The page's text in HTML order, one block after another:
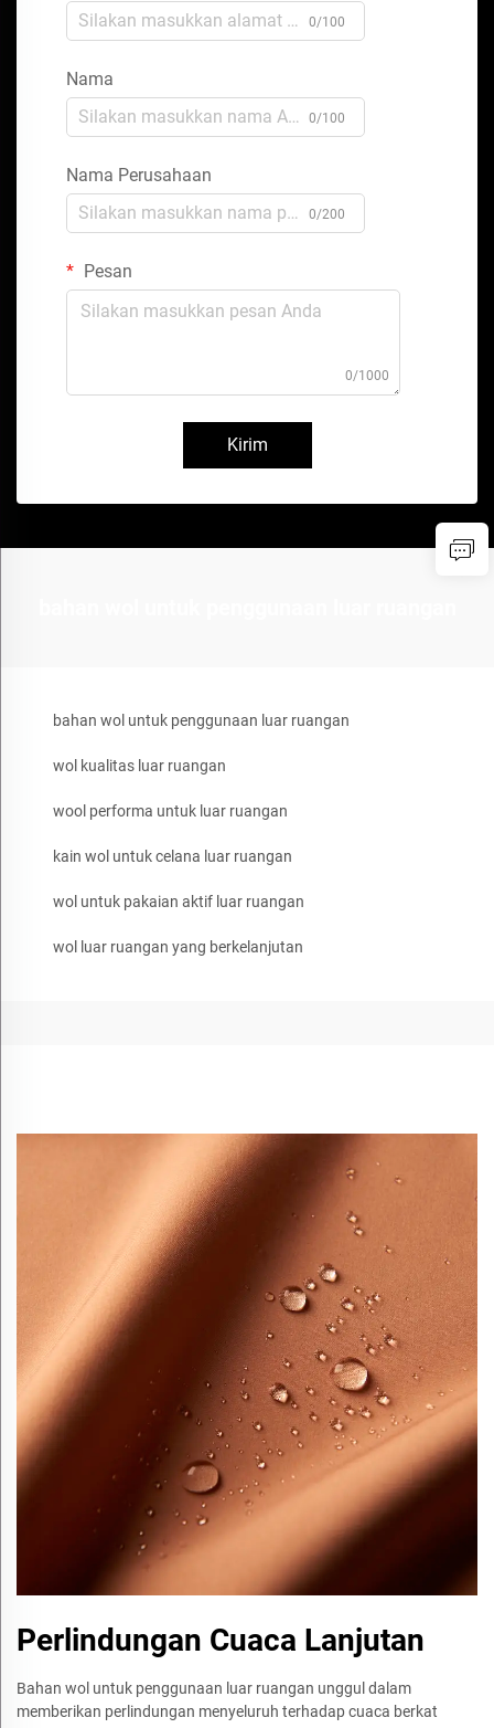
0/100
Nama
0/100
Nama Perusahaan
0/200
Pesan
0/1000
Kirim
bahan wol untuk penggunaan luar ruangan
wol kualitas luar ruangan
wool performa untuk luar ruangan
kain wol untuk celana luar ruangan
wol untuk pakaian aktif luar ruangan
wol luar ruangan yang berkelanjutan
Perlindungan Cuaca Lanjutan
Bahan wol untuk penggunaan luar ruangan unggul dalam
memberikan perlindungan menyeluruh terhadap cuaca berkat